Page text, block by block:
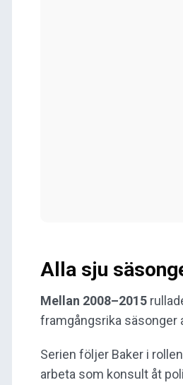
Alla sju
Mellan 2008–2015
framgångsrika säsonger
Serien följer Baker i
arbeta som konsult åt